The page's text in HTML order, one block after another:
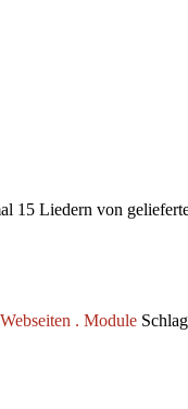
15 Liedern von
Webseiten . Module